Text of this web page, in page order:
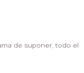
de suponer, todo el